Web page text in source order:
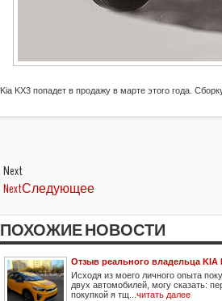
Kia KX3 попадет в продажу в марте этого года.
Next
NextСледующее
ПОХОЖИЕ НОВОСТИ
Отзыв реального владельца KIA
Исходя из моего личного опыта
двух автомобилей, могу сказать:
покупкой я тщ... читать далее